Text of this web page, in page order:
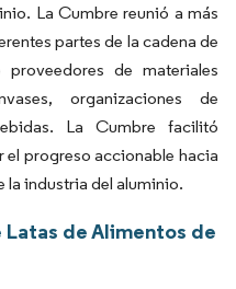
La Cumbre reunió a más
partes de la cadena de
de materiales
organizaciones de
La Cumbre facilitó
el progreso accionable hacia
industria del aluminio.
de Alimentos de